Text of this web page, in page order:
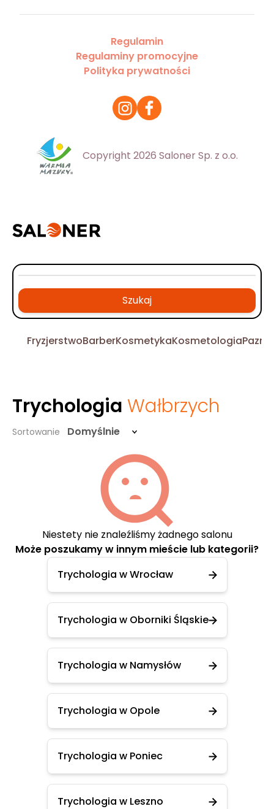
Regulamin
Regulaminy promocyjne
Polityka prywatności
Copyright 2026 Saloner Sp. z o.o.
Szukaj
FryzjerstwoBarberKosmetykaKosmetologia
Trychologia Wałbrzych
Sortowanie Domyślnie
Niestety nie znaleźliśmy żadnego salonu
Może poszukamy w innym mieście lub kategorii?
Trychologia w Wrocław
Trychologia w Oborniki Śląskie
Trychologia w Namysłów
Trychologia w Opole
Trychologia w Poniec
Trychologia w Leszno